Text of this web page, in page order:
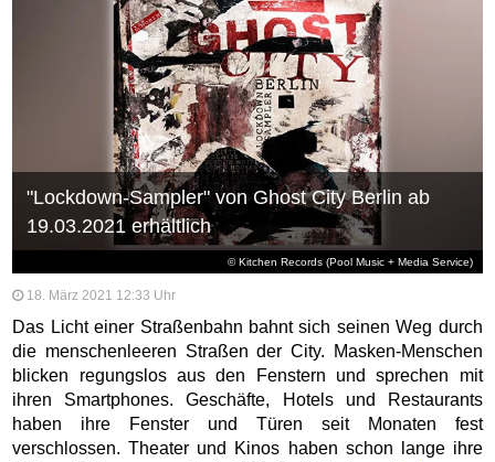
© Kitchen Records (Pool Music + Media Service)
"Lockdown-Sampler" von Ghost City Berlin ab
19.03.2021 erhältlich
18. März 2021 12:33 Uhr
Das Licht einer Straßenbahn bahnt sich seinen Weg durch
die menschenleeren Straßen der City. Masken-Menschen
blicken regungslos aus den Fenstern und sprechen mit
ihren Smartphones. Geschäfte, Hotels und Restaurants
haben ihre Fenster und Türen seit Monaten fest
verschlossen. Theater und Kinos haben schon lange ihre